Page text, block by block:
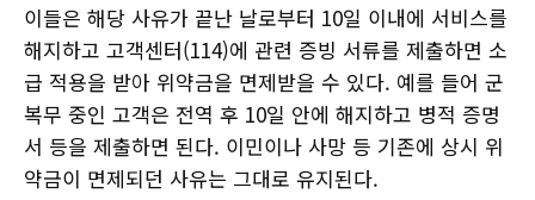
이들은 해당 사유가 끝난 날로부터 10일 이내에 서비스를
해지하고 고객센터(114)에 관련 증빙 서류를 제출하면 소
급 적용을 받아 위약금을 면제받을 수 있다. 예를 들어 군
복무 중인 고객은 전역 후 10일 안에 해지하고 병적 증명
서 등을 제출하면 된다. 이민이나 사망 등 기존에 상시 위
약금이 면제되던 사유는 그대로 유지된다.